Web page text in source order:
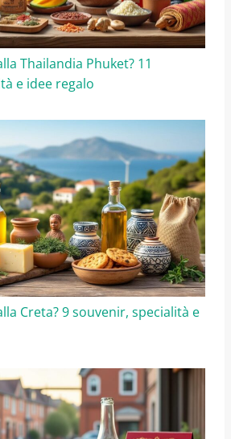
Thailandia Phuket? 11
e idee regalo
Creta? 9 souvenir, specialità e